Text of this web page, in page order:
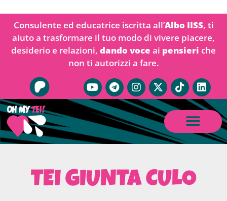
Consulente ed educatrice iscritta all’Albo IISS, ti
aiuto a trasformare il tuo modo di vivere piacere,
desiderio e relazioni, dando voce ai pensieri che
non ti autorizzi a fare.
TEI GIUNTA CULO